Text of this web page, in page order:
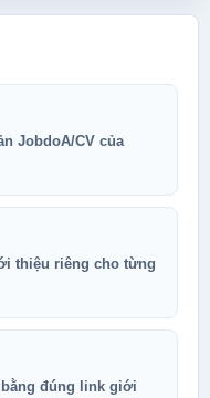
JobdoA/CV của
thiệu riêng cho từng
bằng đúng link giới